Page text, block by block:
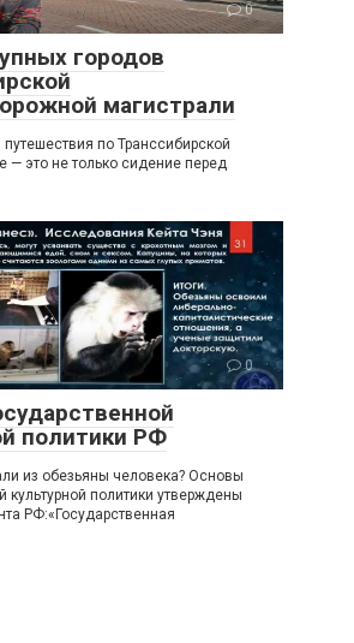
0
городов
магистрали
по Транссибирской
— это не только сидение перед
0
политики РФ
из обезьяны человека? Основы
культурной политики утверждены
РФ:«Государственная